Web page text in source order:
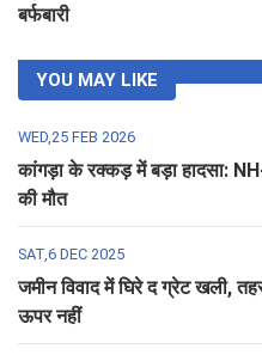
बर्फबारी
YOU MAY LIKE
WED,25 FEB 2026
कांगड़ा के रक्कड़ में बड़ा हादसा:
की मौत
SAT,6 DEC 2025
जमीन विवाद में घिरे द ग्रेट खली,
ऊपर नहीं